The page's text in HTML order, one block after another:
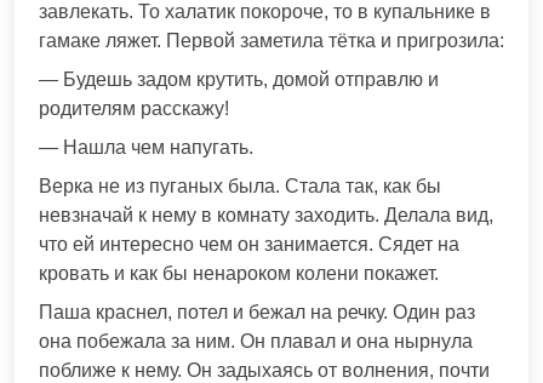
завлекать. То халатик покороче, то в купальнике в
гамаке ляжет. Первой заметила тётка и пригрозила:
— Будешь задом крутить, домой отправлю и
родителям расскажу!
— Нашла чем напугать.
Верка не из пуганых была. Стала так, как бы
невзначай к нему в комнату заходить. Делала вид,
что ей интересно чем он занимается. Сядет на
кровать и как бы ненароком колени покажет.
Паша краснел, потел и бежал на речку. Один раз
она побежала за ним. Он плавал и она нырнула
поближе к нему. Он задыхаясь от волнения, почти